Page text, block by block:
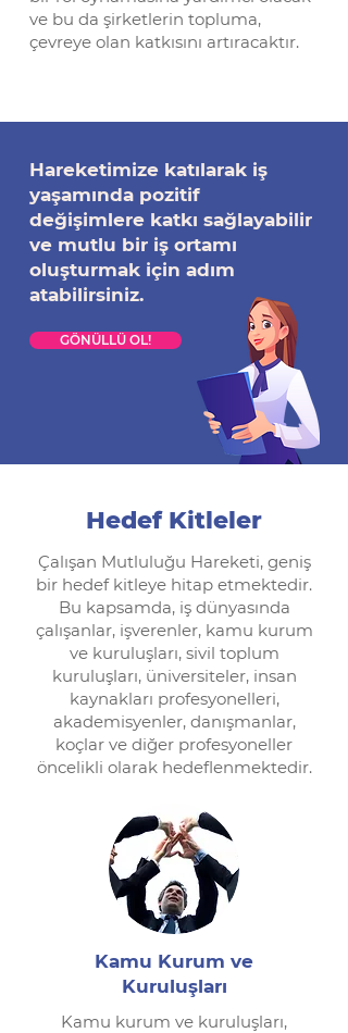
ve bu da şirketlerin topluma,
çevreye olan katkısını artıracaktır.
Hareketimize katılarak iş
yaşamında pozitif
değişimlere katkı sağlayabilir
ve mutlu bir iş ortamı
oluşturmak için adım
atabilirsiniz.
GÖNÜLLÜ OL!
Hedef Kitleler
Çalışan Mutluluğu Hareketi, geniş
bir hedef kitleye hitap etmektedir.
Bu kapsamda, iş dünyasında
çalışanlar, işverenler, kamu kurum
ve kuruluşları, sivil toplum
kuruluşları, üniversiteler, insan
kaynakları profesyonelleri,
akademisyenler, danışmanlar,
koçlar ve diğer profesyoneller
öncelikli olarak hedeflenmektedir.
Kamu Kurum ve
Kuruluşları
Kamu kurum ve kuruluşları,